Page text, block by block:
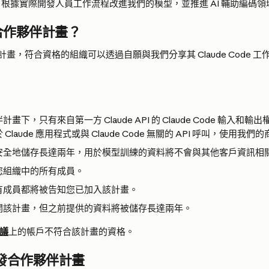
據實際開發人員工作流程改進我們的模型，並推進 AI 輔助編碼領
夥伴計畫？
畫，符合資格的組織可以透過自願與我們分享其 Claude Code 工
畫下，只有來自第一方 Claude API 的 Claude Code 輸入和輸出
Claude 應用程式或與 Claude Code 無關的 API 呼叫，使用我們的
地儲存長達兩年，用於模型訓練的資料將不會與其他客戶資訊相
織中的所有成員。
員都將被告知您已加入該計畫。
計畫，但之前提供的資料將被儲存長達兩年。
上的帳戶不符合該計畫的資格。
合作夥伴計畫